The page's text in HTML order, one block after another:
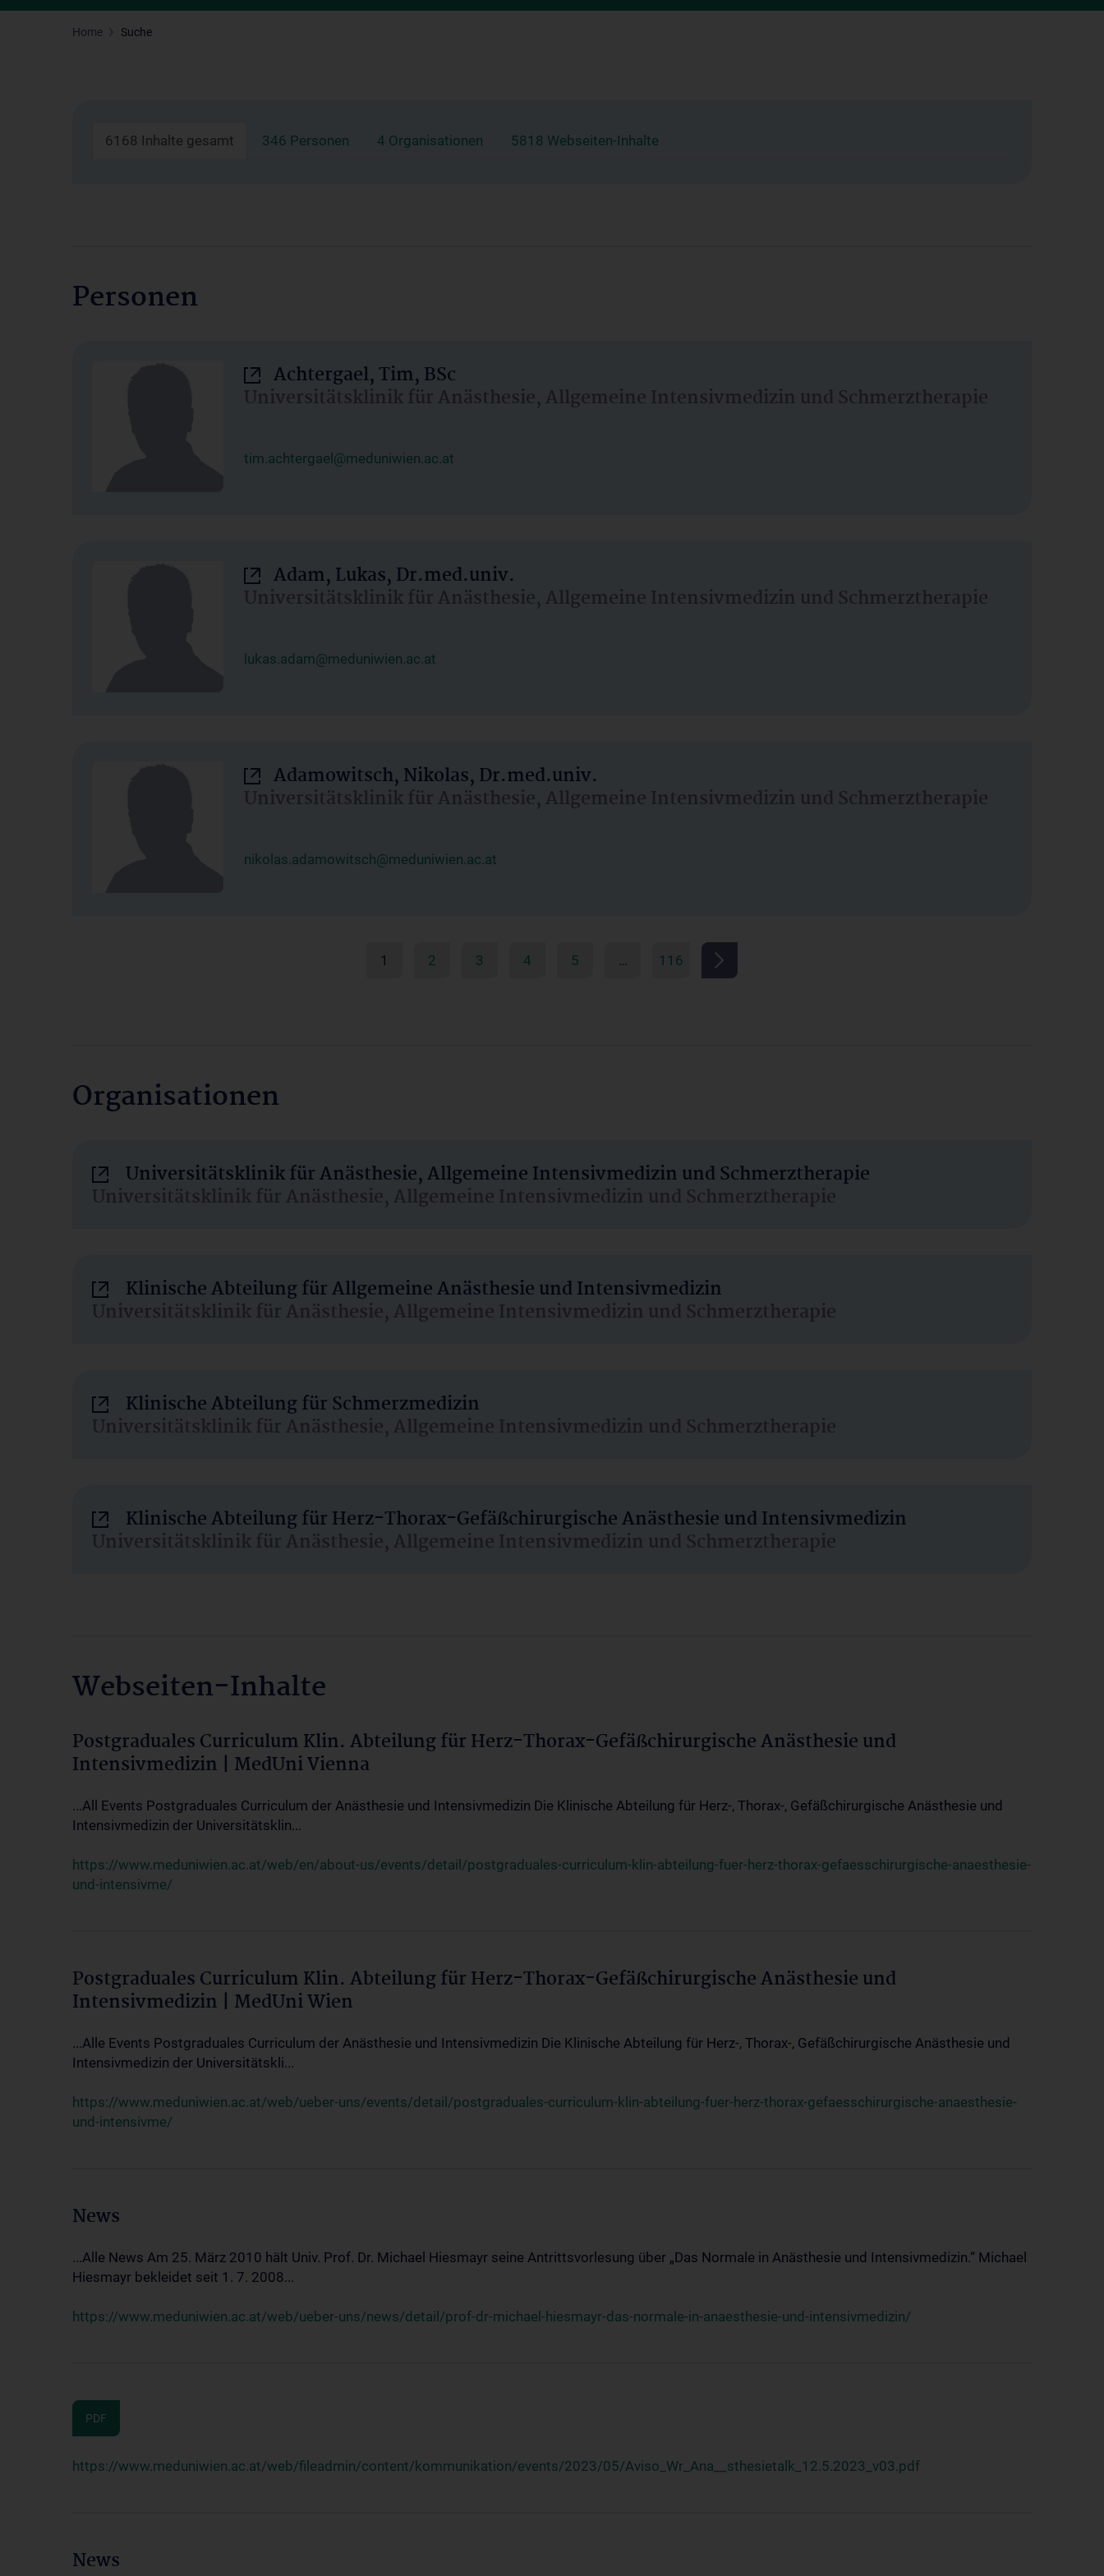
Home Suche
6168 Inhalte gesamt 346 Personen 4 Organisationen 5818 Webseiten-Inhalte
Personen
Achtergael, Tim, BSc
Universitätsklinik für Anästhesie, Allgemeine Intensivmedizin und Schmerztherapie
tim.achtergael@meduniwien.ac.at
Adam, Lukas, Dr.med.univ.
Universitätsklinik für Anästhesie, Allgemeine Intensivmedizin und Schmerztherapie
lukas.adam@meduniwien.ac.at
Adamowitsch, Nikolas, Dr.med.univ.
Universitätsklinik für Anästhesie, Allgemeine Intensivmedizin und Schmerztherapie
nikolas.adamowitsch@meduniwien.ac.at
1 2 3 4 5 … 116
Organisationen
Universitätsklinik für Anästhesie, Allgemeine Intensivmedizin und Schmerztherapie
Universitätsklinik für Anästhesie, Allgemeine Intensivmedizin und Schmerztherapie
Klinische Abteilung für Allgemeine Anästhesie und Intensivmedizin
Universitätsklinik für Anästhesie, Allgemeine Intensivmedizin und Schmerztherapie
Klinische Abteilung für Schmerzmedizin
Universitätsklinik für Anästhesie, Allgemeine Intensivmedizin und Schmerztherapie
Klinische Abteilung für Herz-Thorax-Gefäßchirurgische Anästhesie und Intensivmedizin
Universitätsklinik für Anästhesie, Allgemeine Intensivmedizin und Schmerztherapie
Webseiten-Inhalte
Postgraduales Curriculum Klin. Abteilung für Herz-Thorax-Gefäßchirurgische Anästhesie und
Intensivmedizin | MedUni Vienna
...All Events Postgraduales Curriculum der Anästhesie und Intensivmedizin Die Klinische Abteilung für Herz-, Thorax-, Gefäßchirurgische Anästhesie und
Intensivmedizin der Universitätsklin...
https://www.meduniwien.ac.at/web/en/about-us/events/detail/postgraduales-curriculum-klin-abteilung-fuer-herz-thorax-gefaesschirurgische-anaesthesie-
und-intensivme/
Postgraduales Curriculum Klin. Abteilung für Herz-Thorax-Gefäßchirurgische Anästhesie und
Intensivmedizin | MedUni Wien
...Alle Events Postgraduales Curriculum der Anästhesie und Intensivmedizin Die Klinische Abteilung für Herz-, Thorax-, Gefäßchirurgische Anästhesie und
Intensivmedizin der Universitätskli...
https://www.meduniwien.ac.at/web/ueber-uns/events/detail/postgraduales-curriculum-klin-abteilung-fuer-herz-thorax-gefaesschirurgische-anaesthesie-
und-intensivme/
News
...Alle News Am 25. März 2010 hält Univ. Prof. Dr. Michael Hiesmayr seine Antrittsvorlesung über „Das Normale in Anästhesie und Intensivmedizin.“ Michael
Hiesmayr bekleidet seit 1. 7. 2008...
https://www.meduniwien.ac.at/web/ueber-uns/news/detail/prof-dr-michael-hiesmayr-das-normale-in-anaesthesie-und-intensivmedizin/
PDF
https://www.meduniwien.ac.at/web/fileadmin/content/kommunikation/events/2023/05/Aviso_Wr_Ana__sthesietalk_12.5.2023_v03.pdf
News